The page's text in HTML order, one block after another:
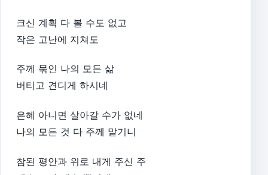
크신 계획 다 볼 수도 없고
작은 고난에 지쳐도
주께 묶인 나의 모든 삶
버티고 견디게 하시네
은혜 아니면 살아갈 수가 없네
나의 모든 것 다 주께 맡기니
참된 평안과 위로 내게 주신 주